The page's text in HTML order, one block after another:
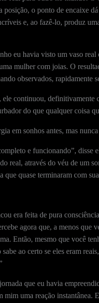
posição, o ponto de encaixe
e, ao fazê-lo, produz
eu havia visto um vaso
mulher com joias. O
observados, rapidamente
ele continuou,
do que qualquer coisa
em sonhos antes, mas
e funcionando”, disse
real, através do véu de um
que quase terminaram com
era feita de pura
agora que, a menos
Então, mesmo que você
ao certo se eles eram
que eu havia
mim uma reação